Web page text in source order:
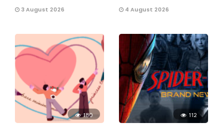
3 August 2026 4 August 2026
180 112